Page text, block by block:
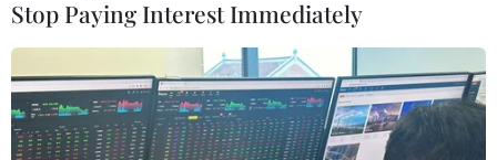
Stop Paying Interest Immediately